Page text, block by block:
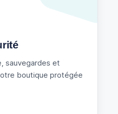
sauvegardes et
boutique protégée